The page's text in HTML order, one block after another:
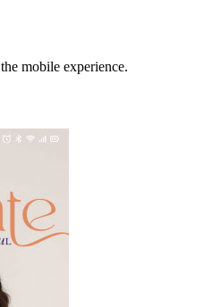
mobile experience.